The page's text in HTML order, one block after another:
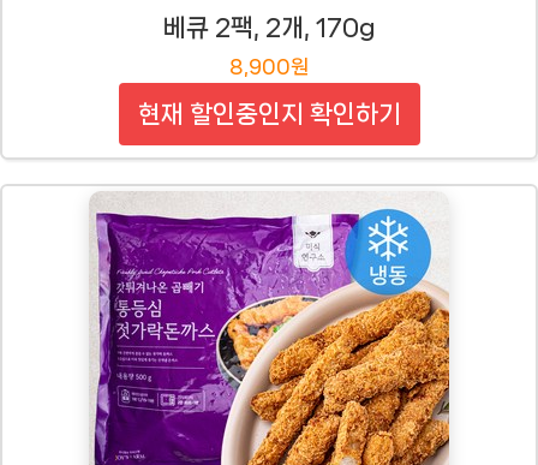
베큐 2팩, 2개, 170g
8,900원
현재 할인중인지 확인하기